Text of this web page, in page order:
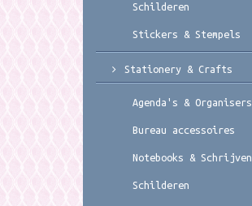
Schilderen
Stickers & Stempels
Stationery & Crafts
Agenda's & Organisers
Bureau accessoires
Notebooks & Schrijven
Schilderen